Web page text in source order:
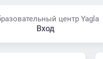
центр Yagla
Вход